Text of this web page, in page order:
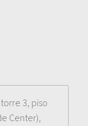
3, piso
Center),